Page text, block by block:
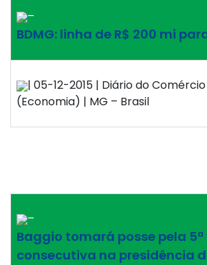
–
BDMG: linha de R$ 200 mi
| 05-12-2015 | Diário do
(Economia) | MG – Brasil
–
Baggio tomará posse pela 5ª
consecutiva na presidência